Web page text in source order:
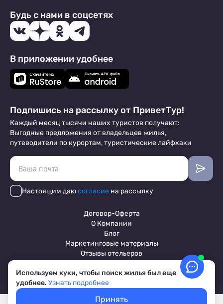
Будь с нами в соцсетях
В приложении удобнее
Подпишись на рассылку от ПриветТур!
Каждый месяц тысячи наших туристов получают:
Выгодные предложения от владельцев жилья,
путеводители по курортам, туристические лайфхаки
Настоящим даюсогласие на рассылку
Договор-Оферта
О Компании
Блог
Маркетинговые материалы
Отзывы отельеров
Пользовательское соглашение
Обработка персональных данных
Используем куки, чтобы поиск жилья был еще
удобнее. Узнать подробнее
Принять